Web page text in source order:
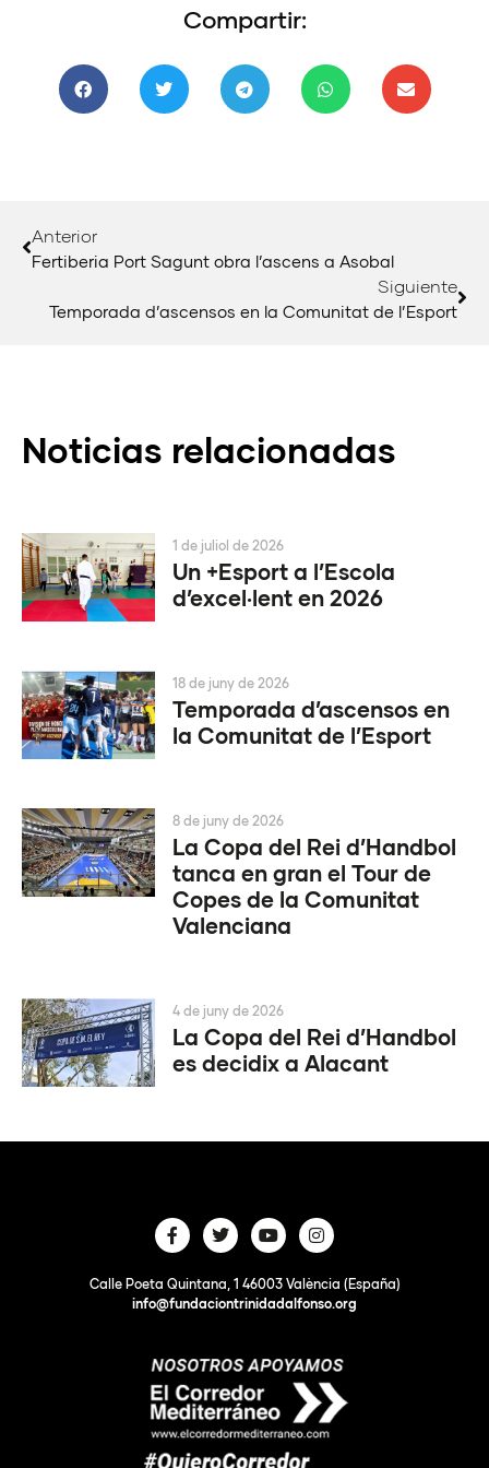
Compartir:
Anterior
Fertiberia Port Sagunt obra l’ascens a Asobal
Siguiente
Temporada d’ascensos en la Comunitat de l’Esport
Noticias relacionadas
Un +Esport a l’Escola
d’excel·lent en 2026
1 de juliol de 2026
Temporada d’ascensos en
la Comunitat de l’Esport
18 de juny de 2026
La Copa del Rei d’Handbol
tanca en gran el Tour de
Copes de la Comunitat
Valenciana
8 de juny de 2026
La Copa del Rei d’Handbol
es decidix a Alacant
4 de juny de 2026
Calle Poeta Quintana, 1 46003 València (España)
info@fundaciontrinidadalfonso.org